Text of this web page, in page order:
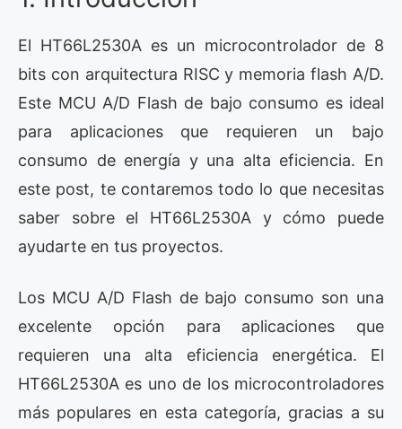
El HT66L2530A es un microcontrolador de 8
bits con arquitectura RISC y memoria flash A/D.
Este MCU A/D Flash de bajo consumo es ideal
para aplicaciones que requieren un bajo
consumo de energía y una alta eficiencia. En
este post, te contaremos todo lo que necesitas
saber sobre el HT66L2530A y cómo puede
ayudarte en tus proyectos.
Los MCU A/D Flash de bajo consumo son una
excelente opción para aplicaciones que
requieren una alta eficiencia energética. El
HT66L2530A es uno de los microcontroladores
más populares en esta categoría, gracias a su